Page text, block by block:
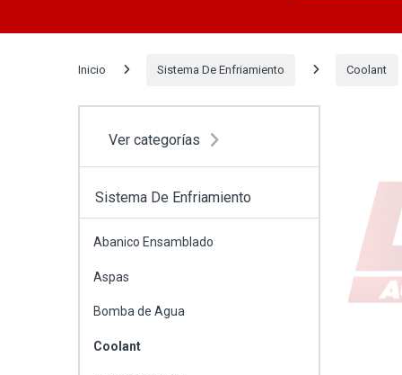
Inicio Sistema De Enfriamiento Coolant
Ver categorías
Sistema De Enfriamiento
Abanico Ensamblado
Aspas
Bomba de Agua
Coolant